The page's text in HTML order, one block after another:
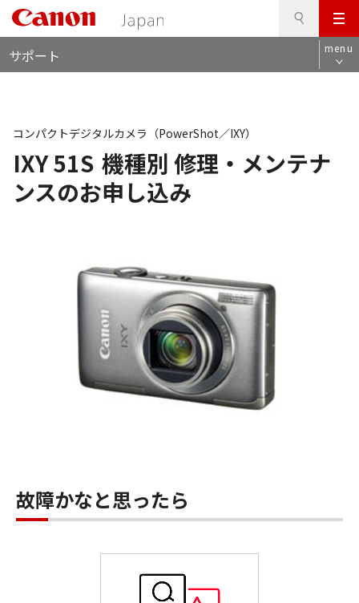
メ
ニ
ュ
サポート menu
IXY 51S 機種別 修理・メンテナ
ンスのお申し込み
コンパクトデジタルカメラ（PowerShot／IXY）
故障かなと思ったら